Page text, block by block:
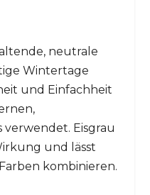
neutrale
Wintertage
und Einfachheit
verwendet. Eisgrau
und lässt
kombinieren.